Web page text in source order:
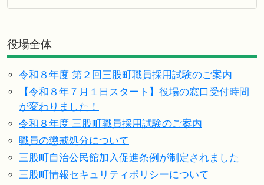
役場全体
令和８年度 第２回三股町職員採用試験のご案内
【令和８年７月１日スタート】役場の窓口受付時間
が変わりました！
令和８年度 三股町職員採用試験のご案内
職員の懲戒処分について
三股町自治公民館加入促進条例が制定されました
三股町情報セキュリティポリシーについて